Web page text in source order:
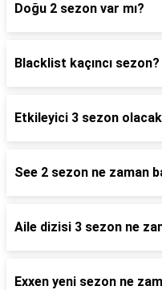
Doğu 2 sezon var mı?
Blacklist kaçıncı sezon?
Etkileyici 3 sezon olacak
See 2 sezon ne zaman
Aile dizisi 3 sezon ne
Exxen yeni sezon ne